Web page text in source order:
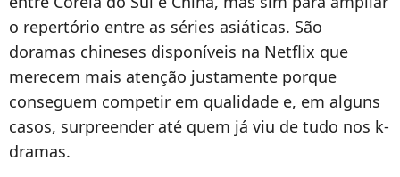
o repertório entre as séries asiáticas. São
doramas chineses disponíveis na Netflix que
merecem mais atenção justamente porque
conseguem competir em qualidade e, em alguns
casos, surpreender até quem já viu de tudo nos k-
dramas.